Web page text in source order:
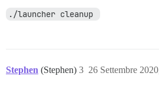
./launcher cleanup
Stephen (Stephen) 26 Settembre
3